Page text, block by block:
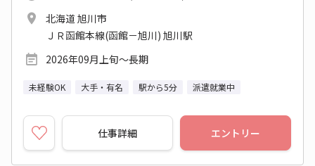
北海道 旭川市
ＪＲ函館本線(函館－旭川) 旭川駅
2026年09月上旬～長期
未経験OK 大手・有名 駅から5分 派遣就業中
仕事詳細 エントリー